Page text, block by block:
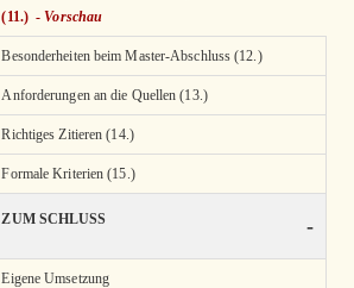
(11.) -Vorschau
Besonderheiten beim Master-Abschluss (12.)
Anforderungen an die Quellen (13.)
Richtiges Zitieren (14.)
Formale Kriterien (15.)
ZUM SCHLUSS -
Eigene Umsetzung